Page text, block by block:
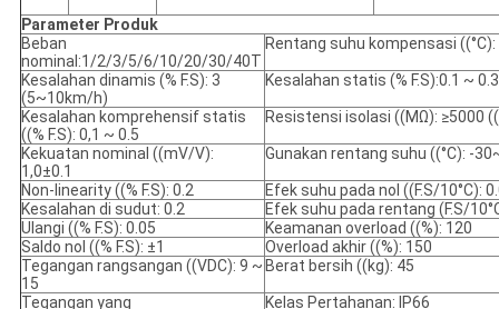
Parameter Produk
Beban
nominal:1/2/3/5/6/10/20/30/40T
Rentang suhu kompensasi
Kesalahan dinamis (% F.S): 3
(5~10km/h)
Kesalahan statis (% F.S):0.1 ~ 0.3
Kesalahan komprehensif statis
((% F.S): 0,1 ~ 0.5
Resistensi isolasi ((MΩ): ≥5000
Kekuatan nominal ((mV/V):
1,0±0.1
Gunakan rentang suhu ((°C): -
Non-linearity ((% F.S): 0.2
Efek suhu pada nol ((F.S/10°C):
Kesalahan di sudut: 0.2
Efek suhu pada rentang (F.S/
Ulangi ((% F.S): 0.05
Keamanan overload ((%): 120
Saldo nol ((% F.S): ±1
Overload akhir ((%): 150
Tegangan rangsangan ((VDC): 9 ~
15
Berat bersih ((kg): 45
Tegangan yang Kelas Pertahanan: IP66